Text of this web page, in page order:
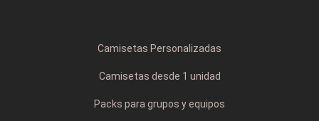
Camisetas Personalizadas
Camisetas desde 1 unidad
Packs para grupos y equipos